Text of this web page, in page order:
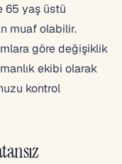
65 yaş üstü
muaf olabilir.
göre değişiklik
ekibi olarak
kontrol